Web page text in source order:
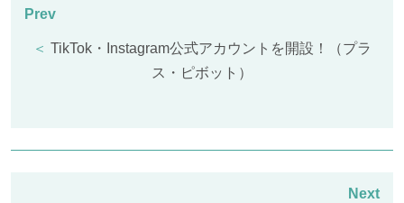
＜ TikTok・Instagram公式アカウントを開設！（プラ
ス・ピボット）